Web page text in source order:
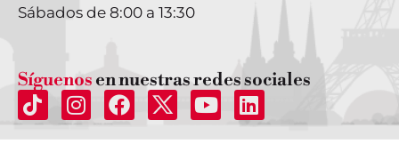
Sábados de 8:00 a 13:30
Síguenos en nuestras redes sociales